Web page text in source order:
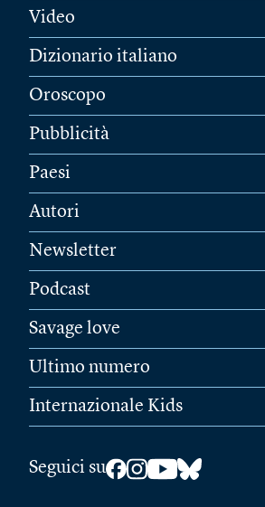
Video
Dizionario italiano
Oroscopo
Pubblicità
Paesi
Autori
Newsletter
Podcast
Savage love
Ultimo numero
Internazionale Kids
Seguici su